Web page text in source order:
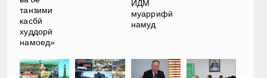
танзими
касбӣ
худдорӣ
намоед»
ИДМ
муаррифӣ
намуд